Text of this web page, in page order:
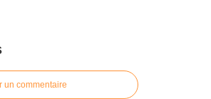
un commentaire